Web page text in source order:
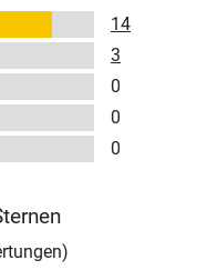
14
3
0
0
0